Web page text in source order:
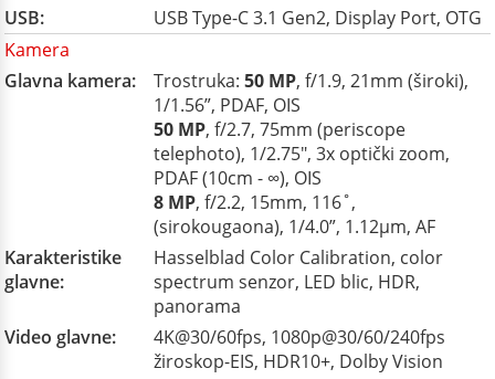
USB:
USB Type-C 3.1 Gen2, Display Port, OTG
Kamera
Glavna kamera:
Trostruka: 50 MP, f/1.9, 21mm (široki),
1/1.56”, PDAF, OIS
50 MP, f/2.7, 75mm (periscope
telephoto), 1/2.75", 3x optički zoom,
PDAF (10cm - ∞), OIS
8 MP, f/2.2, 15mm, 116˚,
(sirokougaona), 1/4.0”, 1.12µm, AF
Karakteristike
glavne:
Hasselblad Color Calibration, color
spectrum senzor, LED blic, HDR,
panorama
Video glavne:
4K@30/60fps, 1080p@30/60/240fps
žiroskop-EIS, HDR10+, Dolby Vision